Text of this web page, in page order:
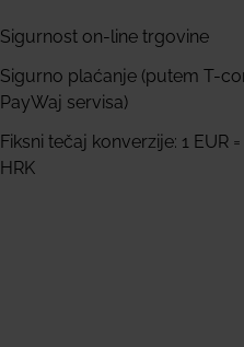
Sigurnost on-line trgovine
Sigurno plaćanje (putem T-
PayWaj servisa)
Fiksni tečaj konverzije: 1 EUR
HRK